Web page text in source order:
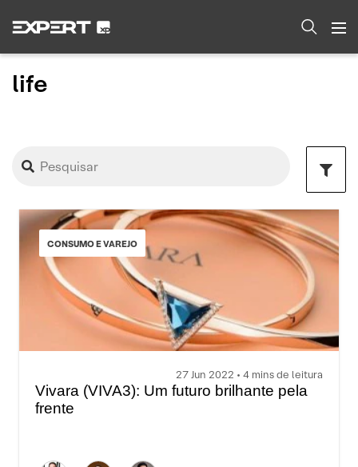
life
CONSUMO E VAREJO
27 Jun 2022 • 4 mins de leitura
Vivara (VIVA3): Um futuro brilhante pela
frente